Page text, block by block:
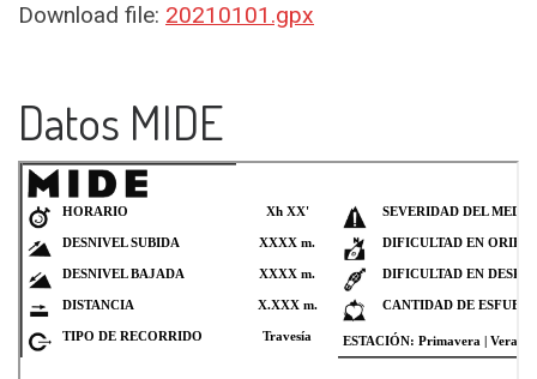
Download file: 20210101.gpx
Datos MIDE